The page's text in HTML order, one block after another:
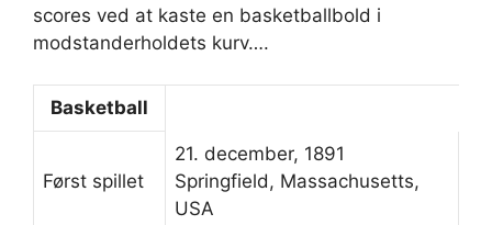
scores ved at kaste en basketballbold i
modstanderholdets kurv….
Basketball
Først spillet
21. december, 1891
Springfield, Massachusetts,
USA